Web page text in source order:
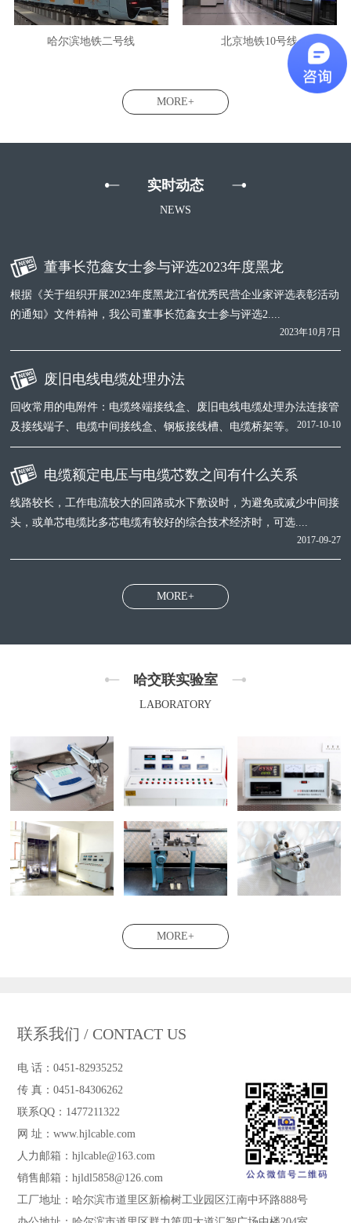
哈尔滨地铁二号线 北京地铁10号线
MORE+
实时动态
NEWS
董事长范鑫女士参与评选2023年度黑龙
根据《关于组织开展2023年度黑龙江省优秀民营企业家评选表彰活动
的通知》文件精神，我公司董事长范鑫女士参与评选2....
2023年10月7日
废旧电线电缆处理办法
回收常用的电附件：电缆终端接线盒、废旧电线电缆处理办法连接管
及接线端子、电缆中间接线盒、钢板接线槽、电缆桥架等。
2017-10-10
电缆额定电压与电缆芯数之间有什么关系
线路较长，工作电流较大的回路或水下敷设时，为避免或减少中间接
头，或单芯电缆比多芯电缆有较好的综合技术经济时，可选....
2017-09-27
MORE+
哈交联实验室
LABORATORY
MORE+
联系我们 / CONTACT US
电 话：0451-82935252
传 真：0451-84306262
联系QQ：1477211322
网 址：www.hjlcable.com
人力邮箱：hjlcable@163.com
销售邮箱：hjldl5858@126.com
工厂地址：哈尔滨市道里区新榆树工业园区江南中环路888号